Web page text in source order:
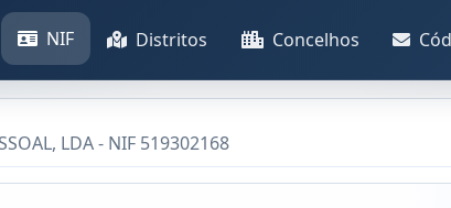
NIF Distritos Concelhos
LDA - NIF 519302168